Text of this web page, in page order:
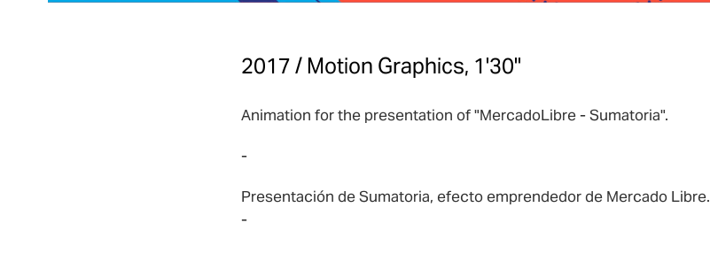
2017 / Motion Graphics, 1'30"
Animation for the presentation of "MercadoLibre - Sumatoria".
-
Presentación de Sumatoria, efecto emprendedor de Mercado Libre.
-